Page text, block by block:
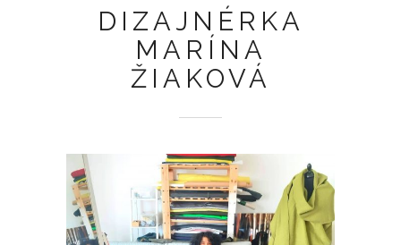
DIZAJNÉRKA
MARÍNA
ŽIAKOVÁ